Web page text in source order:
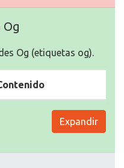
Og
Og (etiquetas og).
Expandir